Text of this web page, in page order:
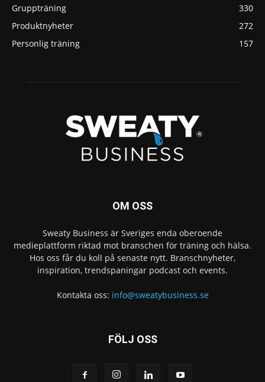
Gruppträning
330
Produktnyheter
272
Personlig träning
157
OM OSS
Sweaty Business är Sveriges enda oberoende
medieplattform riktad mot branschen för träning och hälsa.
Hos oss får du koll på senaste nytt. Branschnyheter,
inspiration, trendspaningar podcast och events.
Kontakta oss: info@sweatybusiness.se
FÖLJ OSS